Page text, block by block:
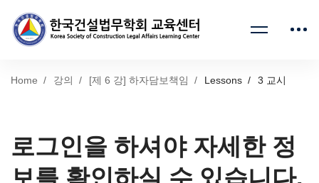
Home 강의 [제 6 강] 하자담보책임 Lessons 3 교시
로그인을 하셔야 자세한 정
보를 확인하실 수 있습니다.